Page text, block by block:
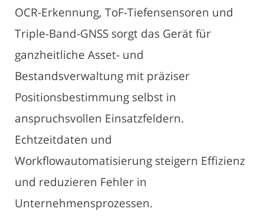
OCR-Erkennung, ToF-Tiefensensoren und
Triple-Band-GNSS sorgt das Gerät für
ganzheitliche Asset- und
Bestandsverwaltung mit präziser
Positionsbestimmung selbst in
anspruchsvollen Einsatzfeldern.
Echtzeitdaten und
Workflowautomatisierung steigern Effizienz
und reduzieren Fehler in
Unternehmensprozessen.